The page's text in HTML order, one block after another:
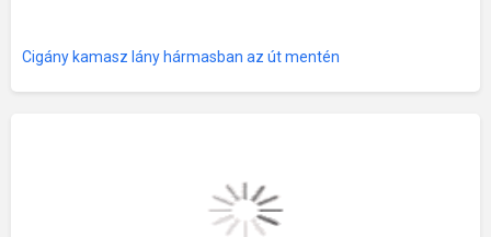
Cigány kamasz lány hármasban az út mentén